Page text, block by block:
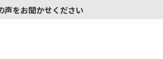
声をお聞かせください